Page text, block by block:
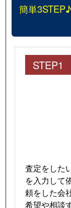
簡単3STEP♪
STEP1
査定をした
を入力して
頼をした会
希望や相談